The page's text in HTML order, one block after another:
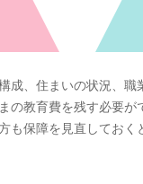
成、住まいの状況、
の教育費を残す必要
も保障を見直しておく